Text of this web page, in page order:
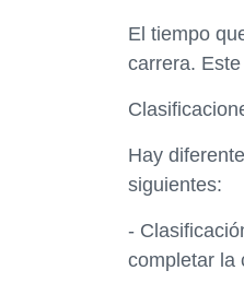
El tiempo
carrera.
Hay
siguientes:
-
completar la